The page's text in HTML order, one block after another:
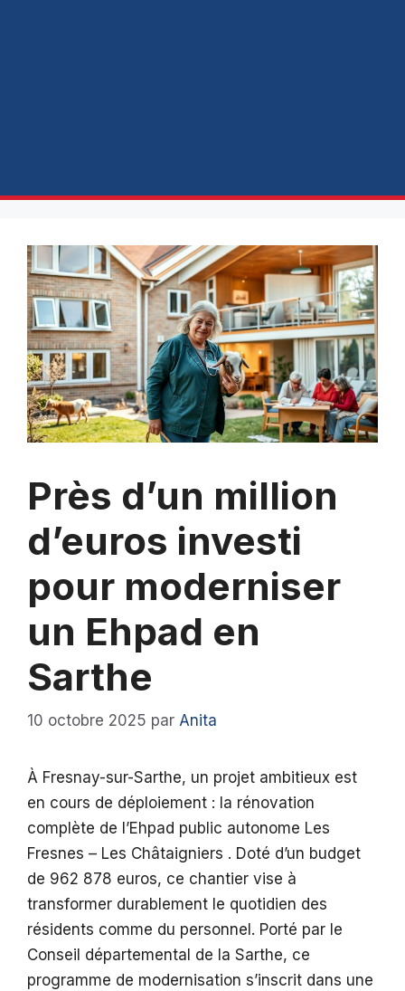
Près d’un million
d’euros investi
pour moderniser
un Ehpad en
Sarthe
10 octobre 2025 par Anita
À Fresnay-sur-Sarthe, un projet ambitieux est
en cours de déploiement : la rénovation
complète de l’Ehpad public autonome Les
Fresnes – Les Châtaigniers . Doté d’un budget
de 962 878 euros, ce chantier vise à
transformer durablement le quotidien des
résidents comme du personnel. Porté par le
Conseil départemental de la Sarthe, ce
programme de modernisation s’inscrit dans une